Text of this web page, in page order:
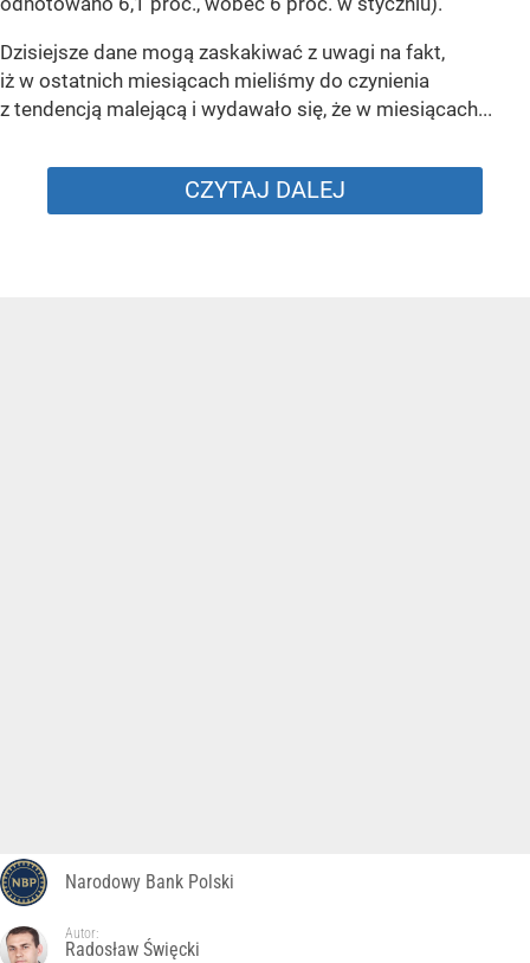
Dzisiejsze dane mogą zaskakiwać z uwagi na fakt,
iż w ostatnich miesiącach mieliśmy do czynienia
z tendencją malejącą i wydawało się, że w miesiącach...
CZYTAJ DALEJ
Narodowy Bank Polski
Autor:
Radosław Święcki